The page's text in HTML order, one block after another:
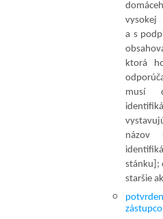
a s
ktorá
musí
názov
stánku];
staršie